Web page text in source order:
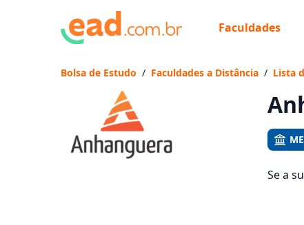
Faculdades
Bolsa de Estudo / Faculdades a Distância / Lista
Se a